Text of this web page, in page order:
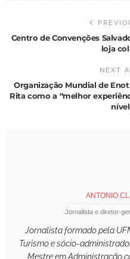
Centro de Convenções
loja
NEXT
Organização Mundial de
Rita como a “melhor
ANTONIO
Jornalista e diretor-
Jornalista formado pela
Turismo e sócio-
Mestre em Administração